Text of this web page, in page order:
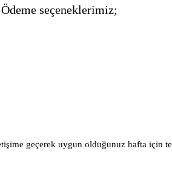
seçeneklerimiz;
geçerek uygun olduğunuz hafta için